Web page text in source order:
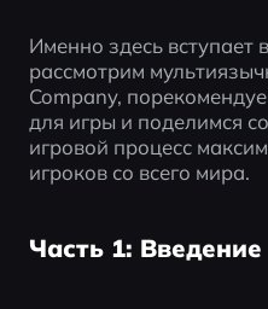
Именно здесь вступает
рассмотрим
Company,
для игры и поделимся
игровой процесс
игроков со всего мира.
Часть 1: